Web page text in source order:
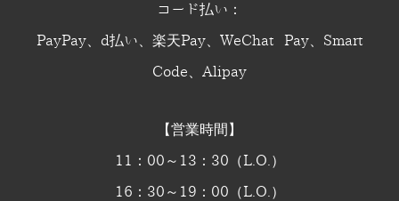
コード払い：
PayPay、d払い、楽天Pay、WeChat Pay、Smart
Code、Alipay
【営業時間】
11：00～13：30（L.O.）
16：30～19：00（L.O.）